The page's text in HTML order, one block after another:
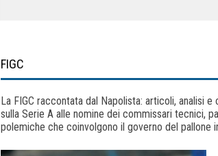
FIGC
La FIGC raccontata dal Napolista: articoli, analisi
sulla Serie A alle nomine dei commissari tecnici,
polemiche che coinvolgono il governo del pallone